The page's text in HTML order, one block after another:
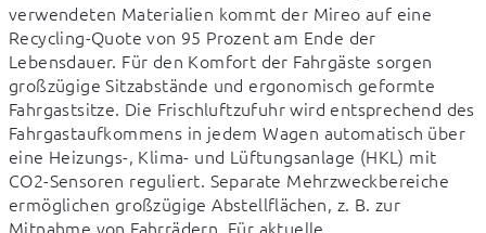
verwendeten Materialien kommt der Mireo auf eine
Recycling-Quote von 95 Prozent am Ende der
Lebensdauer. Für den Komfort der Fahrgäste sorgen
großzügige Sitzabstände und ergonomisch geformte
Fahrgastsitze. Die Frischluftzufuhr wird entsprechend des
Fahrgastaufkommens in jedem Wagen automatisch über
eine Heizungs-, Klima- und Lüftungsanlage (HKL) mit
CO2-Sensoren reguliert. Separate Mehrzweckbereiche
ermöglichen großzügige Abstellflächen, z. B. zur
Mitnahme von Fahrrädern. Für aktuelle